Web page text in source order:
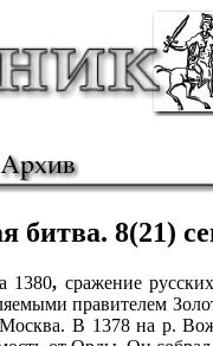
битва. 8(21)
1380, сражение
правителем
В 1378 на р.